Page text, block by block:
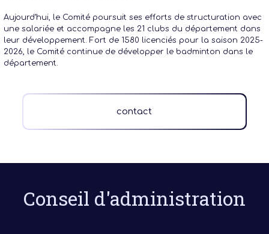
Aujourd’hui, le Comité poursuit ses efforts de structuration avec
une salariée et accompagne les 21 clubs du département dans
leur développement. Fort de 1580 licenciés pour la saison 2025-
2026, le Comité continue de développer le badminton dans le
département.
contact
Conseil d'administration